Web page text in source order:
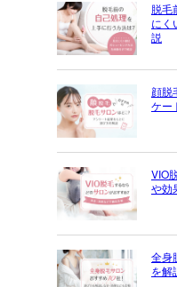
脱毛
にく
説
顔脱
ケー
VIO
や効
全身
を解